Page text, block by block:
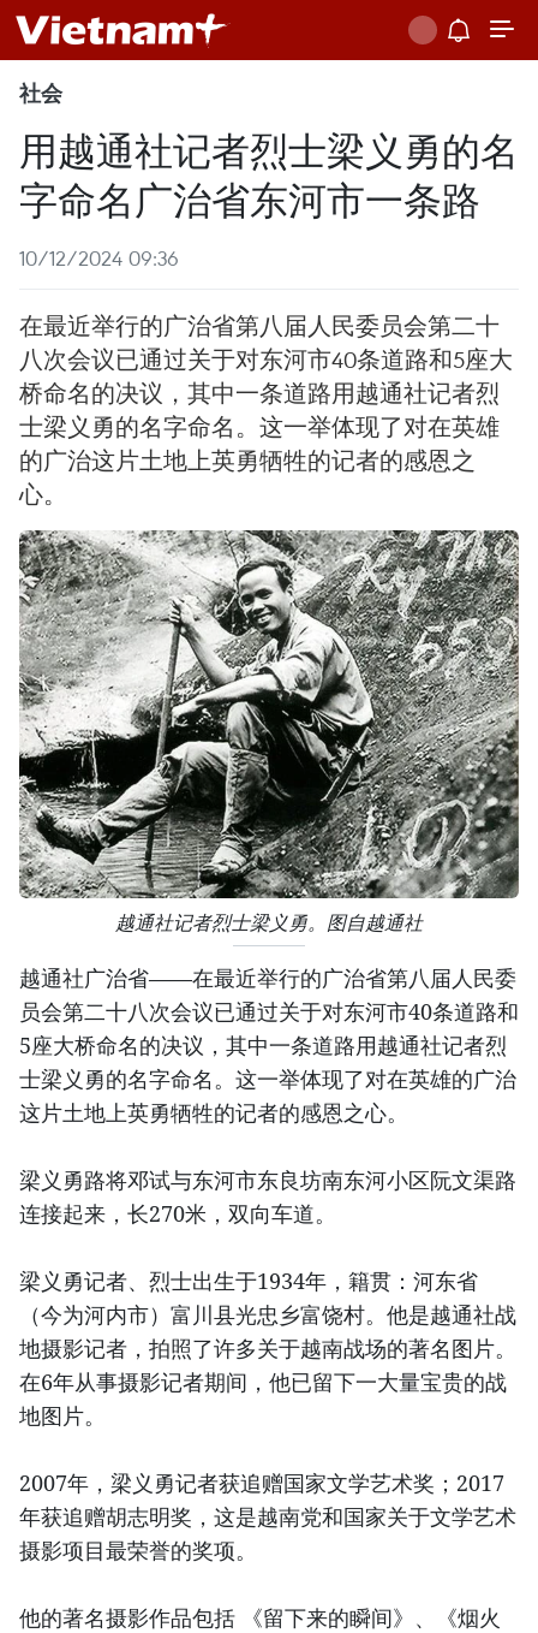
社会
用越通社记者烈士梁义勇的名
字命名广治省东河市一条路
10/12/2024 09:36
在最近举行的广治省第八届人民委员会第二十
八次会议已通过关于对东河市40条道路和5座大
桥命名的决议，其中一条道路用越通社记者烈
士梁义勇的名字命名。这一举体现了对在英雄
的广治这片土地上英勇牺牲的记者的感恩之
心。
越通社记者烈士梁义勇。图自越通社
越通社广治省——在最近举行的广治省第八届人民委
员会第二十八次会议已通过关于对东河市40条道路和
5座大桥命名的决议，其中一条道路用越通社记者烈
士梁义勇的名字命名。这一举体现了对在英雄的广治
这片土地上英勇牺牲的记者的感恩之心。
梁义勇路将邓试与东河市东良坊南东河小区阮文渠路
连接起来，长270米，双向车道。
梁义勇记者、烈士出生于1934年，籍贯：河东省
（今为河内市）富川县光忠乡富饶村。他是越通社战
地摄影记者，拍照了许多关于越南战场的著名图片。
在6年从事摄影记者期间，他已留下一大量宝贵的战
地图片。
2007年，梁义勇记者获追赠国家文学艺术奖；2017
年获追赠胡志明奖，这是越南党和国家关于文学艺术
摄影项目最荣誉的奖项。
他的著名摄影作品包括 《留下来的瞬间》、《烟火